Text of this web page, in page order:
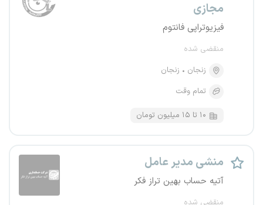
مجازی
فیزیوتراپی فانتوم
منقضی شده
زنجان
زنجان
تمام وقت
۱۰ تا ۱۵ میلیون تومان
منشی مدیر عامل
آتیه حساب بهین تراز فکر
منقضی شده